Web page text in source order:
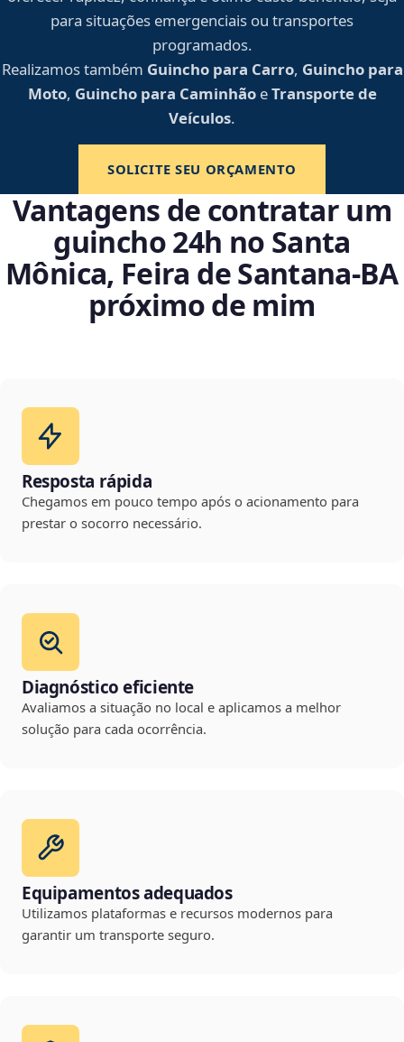
para situações emergenciais ou transportes
programados.
Realizamos também Guincho para Carro, Guincho para
Moto, Guincho para CaminhãoeTransporte de
Veículos.
SOLICITE SEU ORÇAMENTO
Vantagens de contratar um
guincho 24h no Santa
Mônica, Feira de Santana‑BA
próximo de mim
Resposta rápida
Chegamos em pouco tempo após o acionamento para
prestar o socorro necessário.
Diagnóstico eficiente
Avaliamos a situação no local e aplicamos a melhor
solução para cada ocorrência.
Equipamentos adequados
Utilizamos plataformas e recursos modernos para
garantir um transporte seguro.